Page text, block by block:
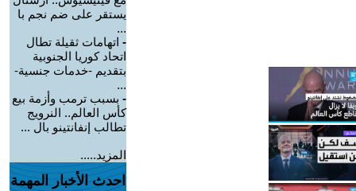
يستقر على ضم نجم با
...
- اتهامات ثقيلة تطال
اتحاد كوريا الجنوبية
بتقديم -خدمات جنسية-
...
- بسبب ترمب وأزمة بيع
كأس العالم.. النرويج
تطالب إنفانتينو بال ...
المزيد.....
احدث الأخبار المهمة